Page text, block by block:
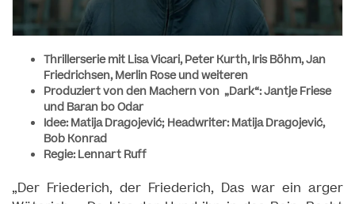
Thrillerserie mit Lisa Vicari, Peter Kurth, Iris Böhm, Jan
Friedrichsen, Merlin Rose und weiteren
Produziert von den Machern von „Dark“: Jantje Friese
und Baran bo Odar
Idee: Matija Dragojević; Headwriter: Matija Dragojević,
Bob Konrad
Regie: Lennart Ruff
„Der Friederich, der Friederich, Das war ein arger